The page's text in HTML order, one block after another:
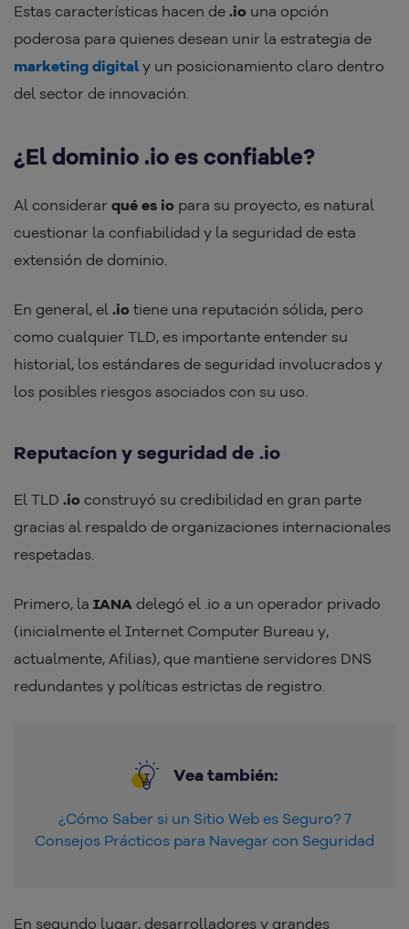
Estas características hacen de .io una opción
poderosa para quienes desean unir la estrategia de
marketing digitaly un posicionamiento claro dentro
del sector de innovación.
¿El dominio .io es confiable?
Al considerar qué es io para su proyecto, es natural
cuestionar la confiabilidad y la seguridad de esta
extensión de dominio.
En general, el .io tiene una reputación sólida, pero
como cualquier TLD, es importante entender su
historial, los estándares de seguridad involucrados y
los posibles riesgos asociados con su uso.
Reputacíon y seguridad de .io
El TLD .io construyó su credibilidad en gran parte
gracias al respaldo de organizaciones internacionales
respetadas.
Primero, la IANA delegó el .io a un operador privado
(inicialmente el Internet Computer Bureau y,
actualmente, Afilias), que mantiene servidores DNS
redundantes y políticas estrictas de registro.
Vea también:
¿Cómo Saber si un Sitio Web es Seguro? 7
Consejos Prácticos para Navegar con Seguridad
En segundo lugar, desarrolladores y grandes